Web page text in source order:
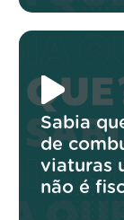
Sabia
de
viaturas
não é